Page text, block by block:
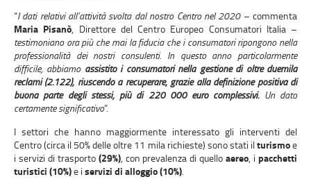
“I dati relativi all’attività svolta dal nostro Centro nel 2020– commenta
Maria Pisanò, Direttore del Centro Europeo Consumatori Italia –
testimoniano ora più che mai la fiducia che i consumatori ripongono nella
professionalità dei nostri consulenti. In questo anno particolarmente
difficile, abbiamo assistito i consumatori nella gestione di oltre duemila
reclami (2.122), riuscendo a recuperare, grazie alla definizione positiva di
buona parte degli stessi, più di 220 000 euro complessivi. Un dato
certamente significativo”.
I settori che hanno maggiormente interessato gli interventi del
Centro (circa il 50% delle oltre 11 mila richieste) sono stati ilturismoe
i servizi di trasporto(29%), con prevalenza di quelloaereo , ipacchetti
turistici (10%)e i servizi di alloggio (10%)